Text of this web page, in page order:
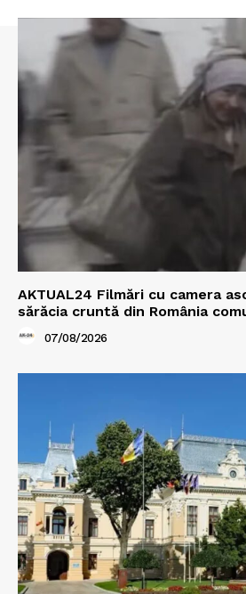
AKTUAL24 Filmări cu camera
sărăcia cruntă din România
07/08/2026